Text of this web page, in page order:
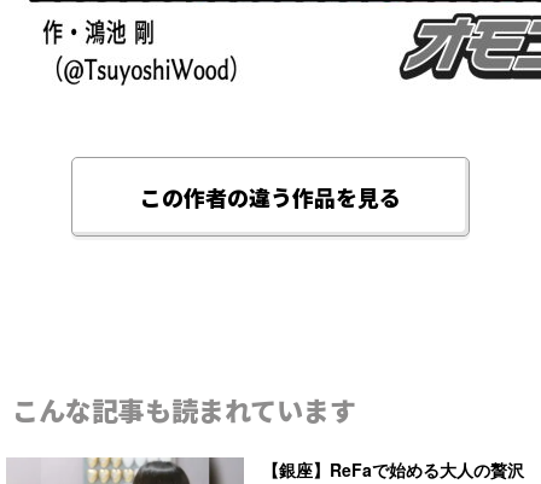
この作者の違う作品を見る
こんな記事も読まれています
【銀座】ReFaで始める大人の贅沢